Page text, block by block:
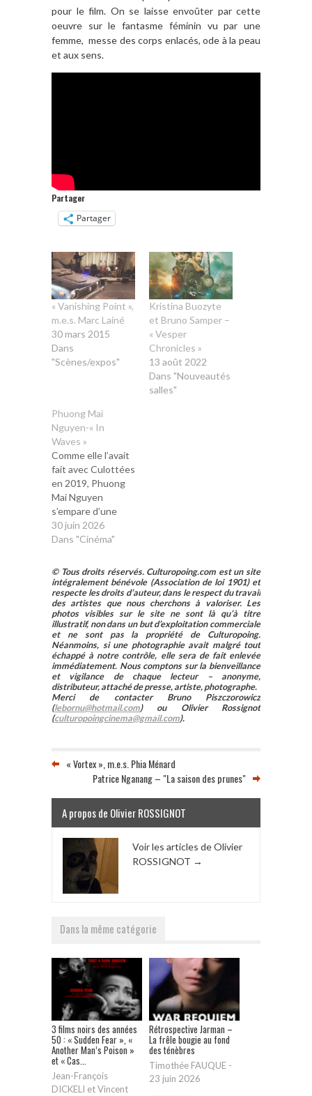
pour le film. On se laisse envoûter par cette
oeuvre sur le fantasme féminin vu par une
femme, messe des corps enlacés, ode à la peau
et aux sens.
Partager
Partager
« Vanishing Point »,
m.e.s. Marc Lainé
30 mars 2015
Dans
"Scènes/expos"
Kristina Buozyte
et Bruno Samper –
« Vesper
Chronicles »
13 août 2022
Dans "Nouveautés
salles"
Phuong Mai
Nguyen-« In
Waves »
Comme elle l’avait
fait avec Culottées
en 2019, Phuong
Mai Nguyen
s’empare d’une
histoire qui n’est
pas la sienne dans
métrage, In Waves.
Présenté en
ouverture de la
Semaine de la
Critique à Cannes,
le film offre au
cinéma d’animation
une belle visibilité.
« Quand j’ai
acheté…
30 juin 2026
Dans "Cinéma"
© Tous droits réservés. Culturopoing.com est un site
intégralement bénévole (Association de loi 1901) et
respecte les droits d’auteur, dans le respect du travail
des artistes que nous cherchons à valoriser. Les
photos visibles sur le site ne sont là qu’à titre
illustratif, non dans un but d’exploitation commerciale
et ne sont pas la propriété de Culturopoing.
Néanmoins, si une photographie avait malgré tout
échappé à notre contrôle, elle sera de fait enlevée
immédiatement. Nous comptons sur la bienveillance
et vigilance de chaque lecteur – anonyme,
distributeur, attaché de presse, artiste, photographe.
Merci de contacter Bruno Piszczorowicz
(lebornu@hotmail.com) ou Olivier Rossignot
(culturopoingcinema@gmail.com).
« Vortex », m.e.s. Phia Ménard
Patrice Nganang – "La saison des prunes"
A propos de Olivier ROSSIGNOT
Voir les articles de Olivier
ROSSIGNOT →
Dans la même catégorie
3 films noirs des années
50 : « Sudden Fear », «
Another Man’s Poison »
et « Cas...
Jean-François
DICKELI et Vincent
Rétrospective Jarman –
La frêle bougie au fond
des ténèbres
Timothée FAUQUE -
23 juin 2026